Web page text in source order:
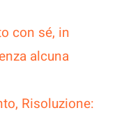
con sé, in
alcuna
Risoluzione: